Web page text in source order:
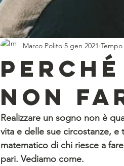
non
Marco Polito 5 gen 2021
Realizzare un sogno non è
vita e delle sue circostanze,
matematico di chi riesce a
pari. Vediamo come.